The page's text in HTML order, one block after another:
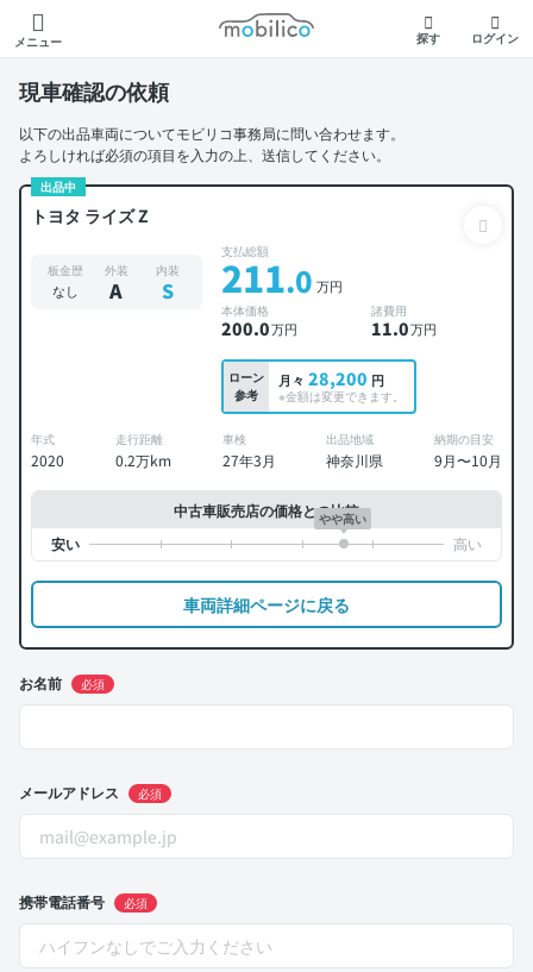
メニュー
モビリコ
探す ログイン
現車確認の依頼
以下の出品車両についてモビリコ事務局に問い合わせます。
よろしければ必須の項目を入力の上、送信してください。
出品中
トヨタ ライズ Z
板金歴
なし
外装
A
内装
S
支払総額
211.0 万円
本体価格
200.0万円
諸費用
11.0万円
ローン
参考
月々 28,200 円
※金額は変更できます。
年式
2020
走行距離
0.2万km
車検
27年3月
出品地域
神奈川県
納期の目安
9月〜10月
中古車販売店の価格との比較
やや高い
車両詳細ページに戻る
お名前 必須
メールアドレス 必須
携帯電話番号 必須